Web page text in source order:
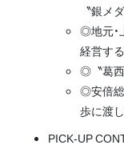
〝銀メ
◎地元
経営す
◎〝葛西
◎安倍
歩に渡
PICK-UP